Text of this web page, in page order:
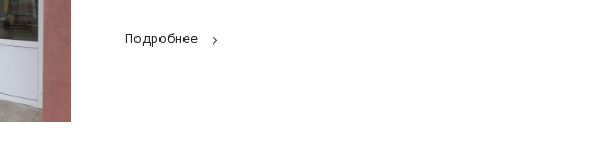
Подробнее